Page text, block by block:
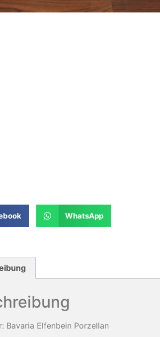
WhatsApp
Bavaria Elfenbein Porzellan